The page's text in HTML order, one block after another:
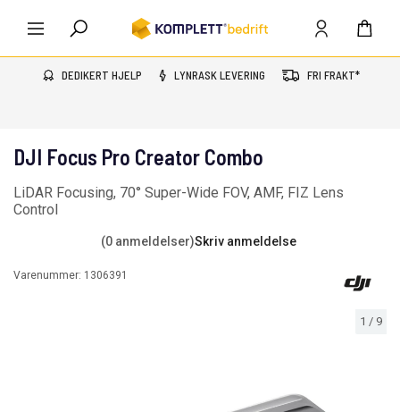
DEDIKERT HJELP LYNRASK LEVERING FRI FRAKT*
1 / 9
DJI Focus Pro Creator Combo
LiDAR Focusing, 70° Super-Wide FOV, AMF, FIZ Lens
Control
(0 anmeldelser)Skriv anmeldelse
Varenummer: 1306391